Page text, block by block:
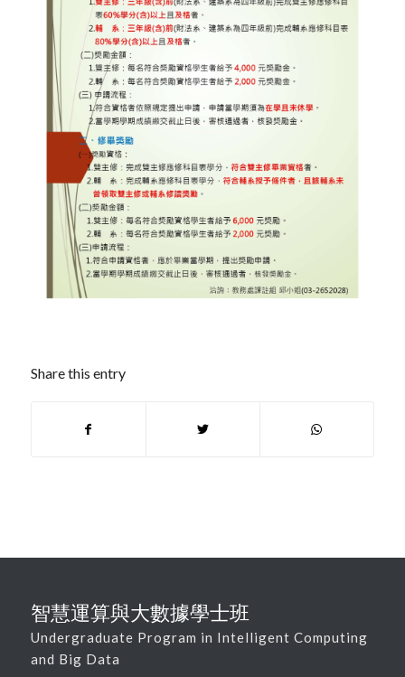
Share this entry
智慧運算與大數據學士班
Undergraduate Program in Intelligent Computing
and Big Data